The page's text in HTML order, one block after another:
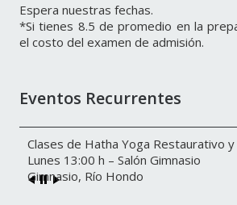
Espera nuestras fechas.
*Si tienes 8.5 de promedio en la
el costo del examen de admisión.
Eventos Recurrentes
Clases de Hatha Yoga Restaurativo
Lunes 13:00 h – Salón Gimnasio
Gimnasio, Río Hondo